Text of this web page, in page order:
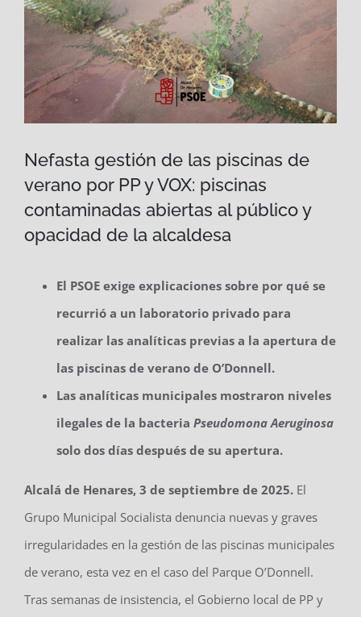
Nefasta gestión de las piscinas de
verano por PP y VOX: piscinas
contaminadas abiertas al público y
opacidad de la alcaldesa
El PSOE exige explicaciones sobre por qué se
recurrió a un laboratorio privado para
realizar las analíticas previas a la apertura de
las piscinas de verano de O’Donnell.
Las analíticas municipales mostraron niveles
ilegales de la bacteria Pseudomona Aeruginosa
solo dos días después de su apertura.
Alcalá de Henares, 3 de septiembre de 2025. El
Grupo Municipal Socialista denuncia nuevas y graves
irregularidades en la gestión de las piscinas municipales
de verano, esta vez en el caso del Parque O’Donnell.
Tras semanas de insistencia, el Gobierno local de PP y